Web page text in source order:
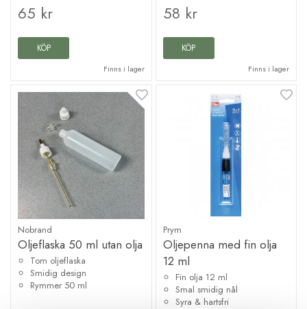
65 kr
KÖP
Finns i lager
58 kr
KÖP
Finns i lager
Nobrand
Oljeflaska 50 ml utan olja
Tom oljeflaska
Smidig design
Rymmer 50 ml
Prym
Oljepenna med fin olja
12 ml
Fin olja 12 ml
Smal smidig nål
Syra & hartsfri